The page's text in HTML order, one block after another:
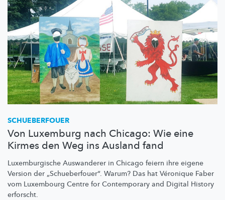
SCHUEBERFOUER
Von Luxemburg nach Chicago: Wie eine
Kirmes den Weg ins Ausland fand
Luxemburgische Auswanderer in Chicago feiern ihre eigene
Version der „Schueberfouer“. Warum? Das hat Véronique Faber
vom Luxembourg Centre for Contemporary and Digital History
erforscht.